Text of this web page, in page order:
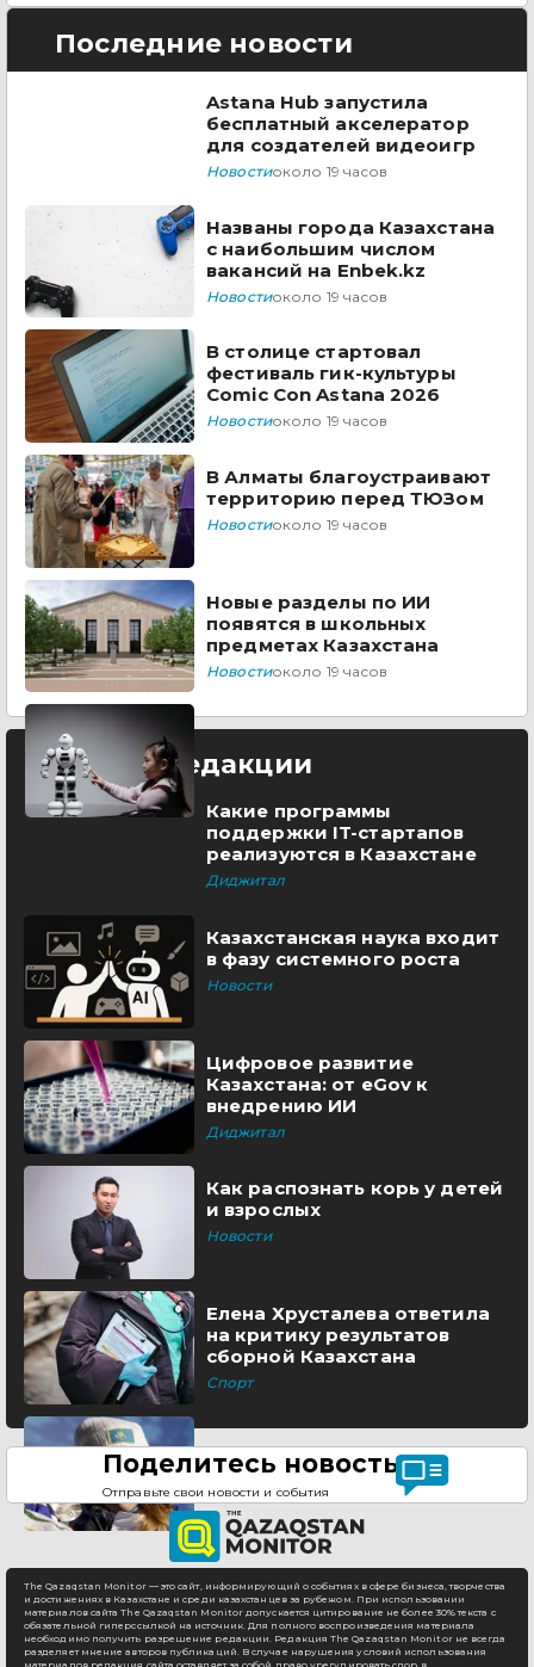
Последние новости
Astana Hub запустила
бесплатный акселератор
для создателей видеоигр
Новостиоколо 19 часов
Названы города Казахстана
с наибольшим числом
вакансий на Enbek.kz
Новостиоколо 19 часов
В столице стартовал
фестиваль гик-культуры
Comic Con Astana 2026
Новостиоколо 19 часов
В Алматы благоустраивают
территорию перед ТЮЗом
Новостиоколо 19 часов
Новые разделы по ИИ
появятся в школьных
предметах Казахстана
Новостиоколо 19 часов
Выбор редакции
Какие программы
поддержки IT-стартапов
реализуются в Казахстане
Диджитал
Казахстанская наука входит
в фазу системного роста
Новости
Цифровое развитие
Казахстана: от eGov к
внедрению ИИ
Диджитал
Как распознать корь у детей
и взрослых
Новости
Елена Хрусталева ответила
на критику результатов
сборной Казахстана
Спорт
Поделитесь новостью
Отправьте свои новости и события
The Qazaqstan Monitor — это сайт, информирующий о событиях в сфере бизнеса, творчества
и достижениях в Казахстане и среди казахстанцев за рубежом. При использовании
материалов сайта The Qazaqstan Monitor допускается цитирование не более 30% текста с
обязательной гиперссылкой на источник. Для полного воспроизведения материала
необходимо получить разрешение редакции. Редакция The Qazaqstan Monitor не всегда
разделяет мнение авторов публикаций. В случае нарушения условий использования